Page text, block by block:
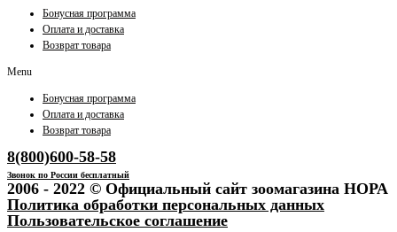
Бонусная программа
Оплата и доставка
Возврат товара
Menu
Бонусная программа
Оплата и доставка
Возврат товара
8(800)600-58-58
Звонок по России бесплатный
2006 - 2022 © Официальный сайт зоомагазина НОРА
Политика обработки персональных данных
Пользовательское соглашение